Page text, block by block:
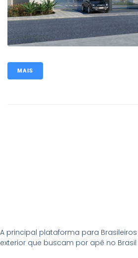
MAIS
A principal plataforma para
exterior que buscam por apê no Brasil